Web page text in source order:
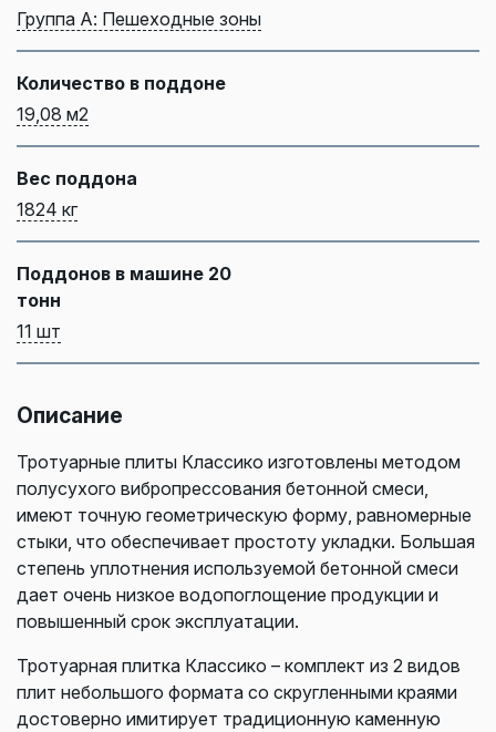
Группа А: Пешеходные зоны
Количество в поддоне
19,08 м2
Вес поддона
1824 кг
Поддонов в машине 20
тонн
11 шт
Описание
Тротуарные плиты Классико изготовлены методом
полусухого вибропрессования бетонной смеси,
имеют точную геометрическую форму, равномерные
стыки, что обеспечивает простоту укладки. Большая
степень уплотнения используемой бетонной смеси
дает очень низкое водопоглощение продукции и
повышенный срок эксплуатации.
Тротуарная плитка Классико – комплект из 2 видов
плит небольшого формата со скругленными краями
достоверно имитирует традиционную каменную